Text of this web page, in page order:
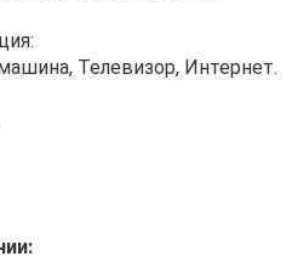
Телевизор, Интернет.